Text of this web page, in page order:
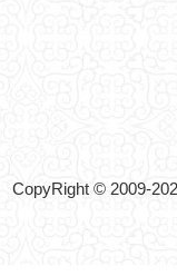
CopyRight © 2009-